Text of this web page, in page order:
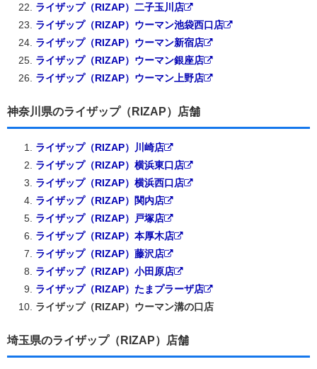
ライザップ（RIZAP）二子玉川店
ライザップ（RIZAP）ウーマン池袋西口店
ライザップ（RIZAP）ウーマン新宿店
ライザップ（RIZAP）ウーマン銀座店
ライザップ（RIZAP）ウーマン上野店
神奈川県のライザップ（RIZAP）店舗
ライザップ（RIZAP）川崎店
ライザップ（RIZAP）横浜東口店
ライザップ（RIZAP）横浜西口店
ライザップ（RIZAP）関内店
ライザップ（RIZAP）戸塚店
ライザップ（RIZAP）本厚木店
ライザップ（RIZAP）藤沢店
ライザップ（RIZAP）小田原店
ライザップ（RIZAP）たまプラーザ店
ライザップ（RIZAP）ウーマン溝の口店
埼玉県のライザップ（RIZAP）店舗